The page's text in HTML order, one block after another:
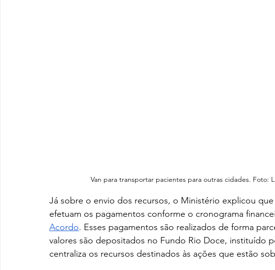
Van para transportar pacientes para outras cidades. Foto:
Já sobre o envio dos recursos, o Ministério explicou que
efetuam os pagamentos conforme o cronograma
Acordo. Esses pagamentos são realizados de forma
valores são depositados no Fundo Rio Doce, instituído
centraliza os recursos destinados às ações que estão